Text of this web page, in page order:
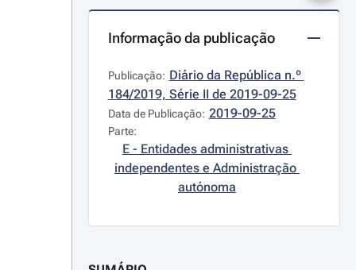
Informação da publicação
Publicação: Diário da República n.º
184/2019, Série II de 2019-09-25
Data de Publicação: 2019-09-25
Parte:
E - Entidades administrativas
independentes e Administração
autónoma